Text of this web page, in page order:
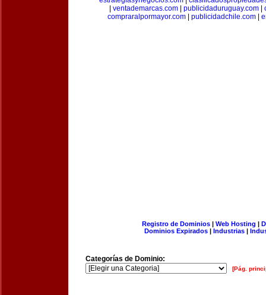
ventademarcas.com publicidaduruguay.com
compraralpormayor.com| publicidadchile.com|
Registro de Dominios| Web Hosting |
Dominios Expirados | Industrias |
Categorías de Dominio:
[Pág.